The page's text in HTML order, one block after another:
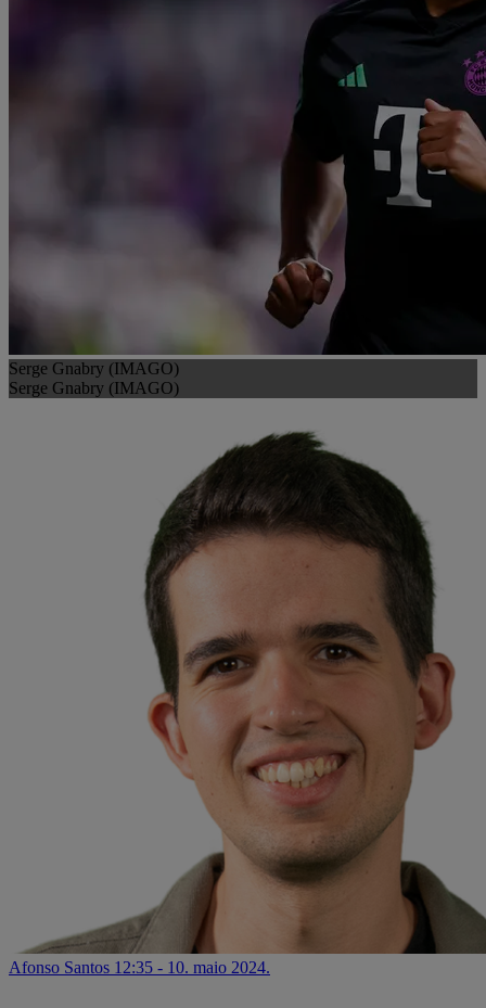
Serge Gnabry (IMAGO)
Serge Gnabry (IMAGO)
Afonso Santos 12:35 - 10. maio 2024.